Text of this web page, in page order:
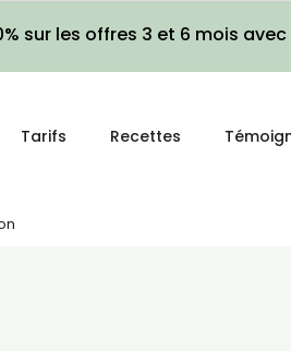
sur les offres 3 et 6 mois
Tarifs Recettes